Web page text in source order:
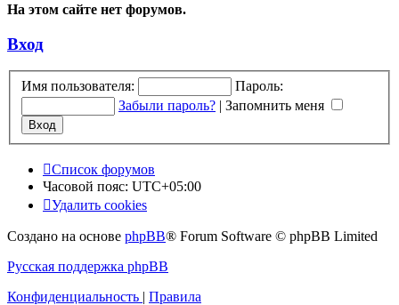
На этом сайте нет форумов.
Вход
Имя пользователя:
Пароль:
Забыли пароль? | Запомнить меня
Список форумов
Часовой пояс: UTC+05:00
Удалить cookies
Создано на основе phpBB® Forum Software © phpBB Limited
Русская поддержка phpBB
Конфиденциальность | Правила